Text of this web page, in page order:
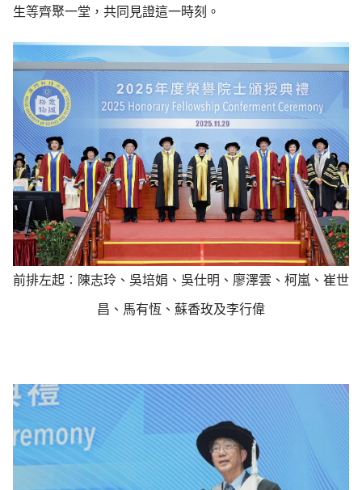
生等齊聚一堂，共同見證這一時刻。
前排左起︰陳志玲、吳培娟、吳仕明、廖澤雲、柯嵐、崔世
昌、馬有恆、蘇香玫及李行偉